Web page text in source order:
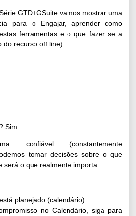
GTD+GSuite vamos mostrar uma
para o Engajar, aprender como
ferramentas e o que fazer se a
do recurso off line).
Sim.
confiável (constantemente
tomar decisões sobre o que
será o que realmente importa.
planejado (calendário)
no Calendário, siga para